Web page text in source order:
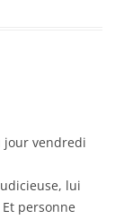
jour vendredi
lui
personne